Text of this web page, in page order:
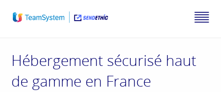
Hébergement sécurisé haut
de gamme en France